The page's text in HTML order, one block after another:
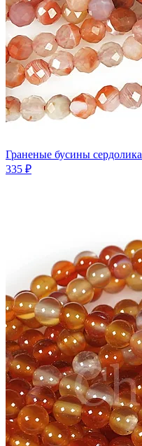
Граненые бусины сердолика
335 ₽